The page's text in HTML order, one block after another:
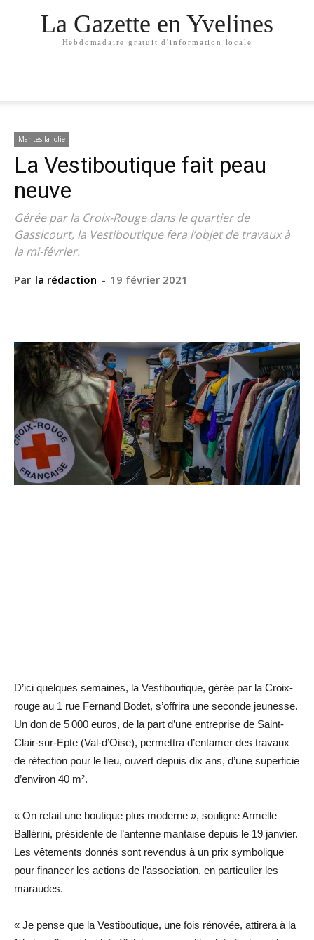
La Gazette en Yvelines
Hebdomadaire gratuit d'information locale
Mantes-la-Jolie
La Vestiboutique fait peau
neuve
Gérée par la Croix-Rouge dans le quartier de
Gassicourt, la Vestiboutique fera l’objet de travaux à
la mi-février.
Par la rédaction - 19 février 2021
D’ici quelques semaines, la Vestiboutique, gérée par la Croix-
rouge au 1 rue Fernand Bodet, s’offrira une seconde jeunesse.
Un don de 5 000 euros, de la part d’une entreprise de Saint-
Clair-sur-Epte (Val-d’Oise), permettra d’entamer des travaux
de réfection pour le lieu, ouvert depuis dix ans, d’une superficie
d’environ 40 m².
« On refait une boutique plus moderne », souligne Armelle
Ballérini, présidente de l’antenne mantaise depuis le 19 janvier.
Les vêtements donnés sont revendus à un prix symbolique
pour financer les ­actions de l’association, en ­particulier les
maraudes.
« Je pense que la Vestiboutique, une fois rénovée, attirera à la